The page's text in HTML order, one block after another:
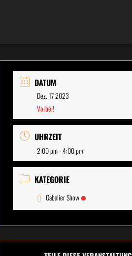
DATUM
Dez. 17 2023
Vorbei!
UHRZEIT
2:00 pm - 4:00 pm
KATEGORIE
Gabalier Show